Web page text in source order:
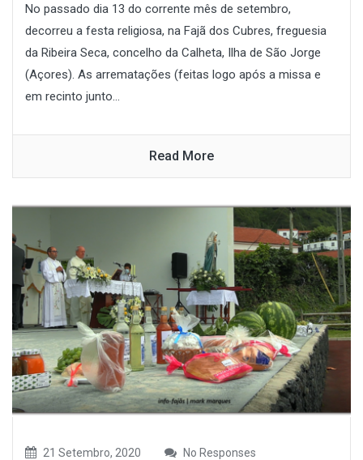
No passado dia 13 do corrente mês de setembro,
decorreu a festa religiosa, na Fajã dos Cubres, freguesia
da Ribeira Seca, concelho da Calheta, Ilha de São Jorge
(Açores). As arrematações (feitas logo após a missa e
em recinto junto...
Read More
21 Setembro, 2020 No Responses